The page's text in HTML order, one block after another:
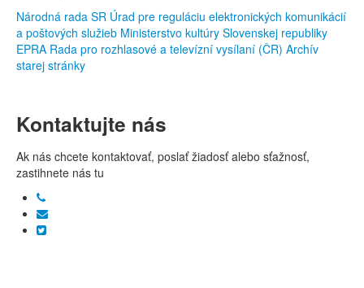
Národná rada SR Úrad pre reguláciu elektronických komunikácií
a poštových služieb Ministerstvo kultúry Slovenskej republiky
EPRA Rada pro rozhlasové a televízní vysílaní (ČR) Archív
starej stránky
Kontaktujte nás
Ak nás chcete kontaktovať, poslať žiadosť alebo sťažnosť,
zastihnete nás tu